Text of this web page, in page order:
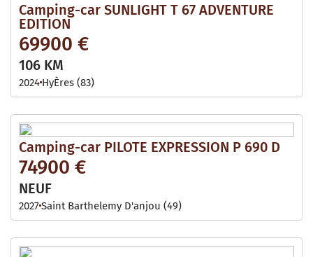
Camping-car SUNLIGHT T 67 ADVENTURE
EDITION
69900 €
106 KM
2024 HyÈres (83)
Camping-car PILOTE EXPRESSION P 690 D
74900 €
NEUF
2027Saint Barthelemy D'anjou (49)